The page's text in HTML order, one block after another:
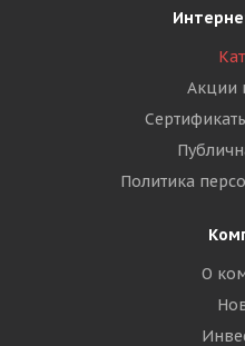
Акции
Политика
О